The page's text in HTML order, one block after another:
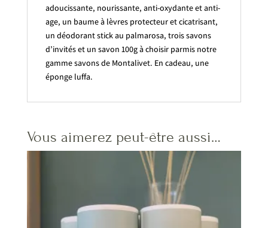
adoucissante, nourissante, anti-oxydante et anti-
age, un baume à lèvres protecteur et cicatrisant,
un déodorant stick au palmarosa, trois savons
d’invités et un savon 100g à choisir parmis notre
gamme savons de Montalivet. En cadeau, une
éponge luffa.
Vous aimerez peut-être aussi…